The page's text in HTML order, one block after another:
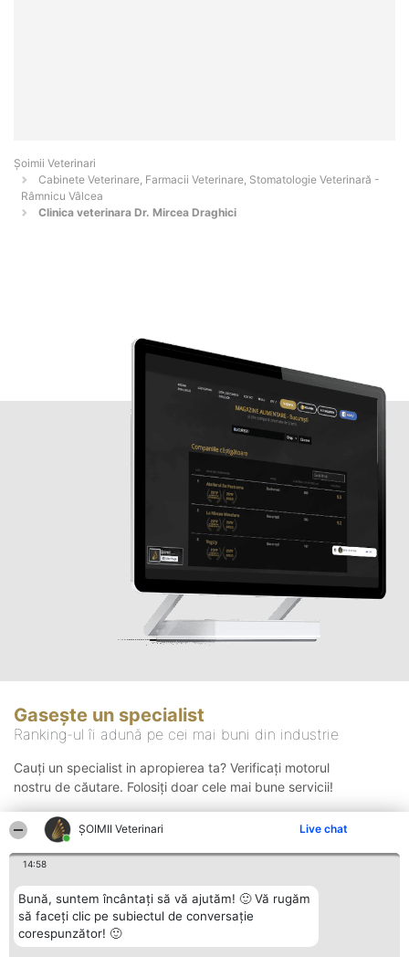
ȘOIMII Veterinari Live chat
14:58
Bună, suntem încântați să vă ajutăm! 🙂 Vă rugăm
să faceți clic pe subiectul de conversație
corespunzător! 🙂
Șoimii Veterinari
Cabinete Veterinare, Farmacii Veterinare, Stomatologie Veterinară -
Râmnicu Vâlcea
Clinica veterinara Dr. Mircea Draghici
Gasește un specialist
Ranking-ul îi adună pe cei mai buni din industrie
Cauți un specialist in apropierea ta? Verificați motorul
nostru de căutare. Folosiți doar cele mai bune servicii!